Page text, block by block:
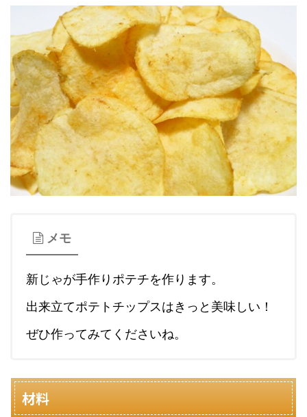
メモ
新じゃが手作りポテチを作ります。
出来立てポテトチップスはきっと美味しい！
ぜひ作ってみてくださいね。
材料